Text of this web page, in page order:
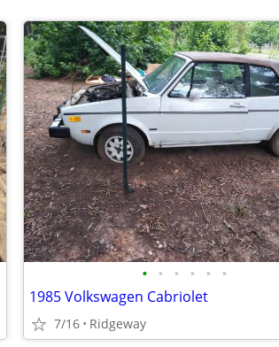
• • • • • •
1985 Volkswagen Cabriolet
7/16 Ridgeway